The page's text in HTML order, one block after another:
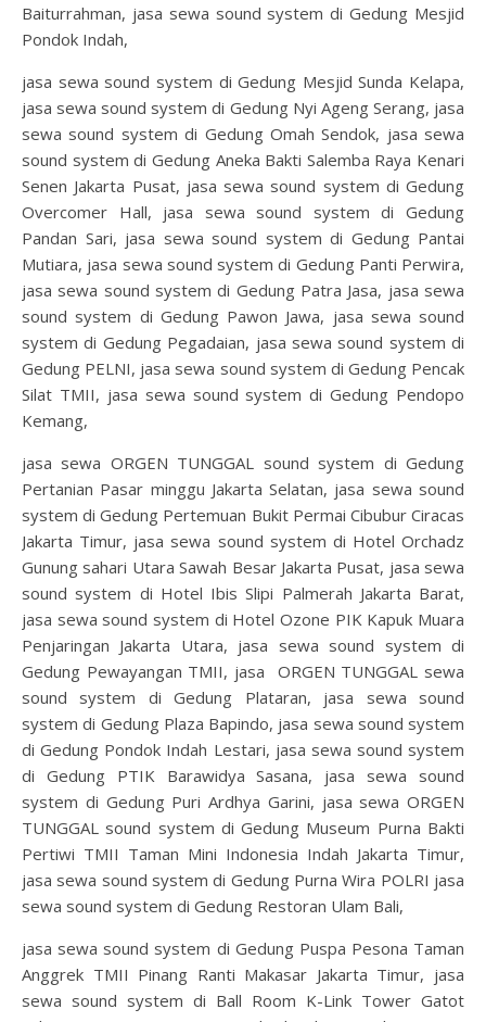
Baiturrahman, jasa sewa sound system di Gedung Mesjid
Pondok Indah,
jasa sewa sound system di Gedung Mesjid Sunda Kelapa,
jasa sewa sound system di Gedung Nyi Ageng Serang, jasa
sewa sound system di Gedung Omah Sendok, jasa sewa
sound system di Gedung Aneka Bakti Salemba Raya Kenari
Senen Jakarta Pusat, jasa sewa sound system di Gedung
Overcomer Hall, jasa sewa sound system di Gedung
Pandan Sari, jasa sewa sound system di Gedung Pantai
Mutiara, jasa sewa sound system di Gedung Panti Perwira,
jasa sewa sound system di Gedung Patra Jasa, jasa sewa
sound system di Gedung Pawon Jawa, jasa sewa sound
system di Gedung Pegadaian, jasa sewa sound system di
Gedung PELNI, jasa sewa sound system di Gedung Pencak
Silat TMII, jasa sewa sound system di Gedung Pendopo
Kemang,
jasa sewa ORGEN TUNGGAL sound system di Gedung
Pertanian Pasar minggu Jakarta Selatan, jasa sewa sound
system di Gedung Pertemuan Bukit Permai Cibubur Ciracas
Jakarta Timur, jasa sewa sound system di Hotel Orchadz
Gunung sahari Utara Sawah Besar Jakarta Pusat, jasa sewa
sound system di Hotel Ibis Slipi Palmerah Jakarta Barat,
jasa sewa sound system di Hotel Ozone PIK Kapuk Muara
Penjaringan Jakarta Utara, jasa sewa sound system di
Gedung Pewayangan TMII, jasa ORGEN TUNGGAL sewa
sound system di Gedung Plataran, jasa sewa sound
system di Gedung Plaza Bapindo, jasa sewa sound system
di Gedung Pondok Indah Lestari, jasa sewa sound system
di Gedung PTIK Barawidya Sasana, jasa sewa sound
system di Gedung Puri Ardhya Garini, jasa sewa ORGEN
TUNGGAL sound system di Gedung Museum Purna Bakti
Pertiwi TMII Taman Mini Indonesia Indah Jakarta Timur,
jasa sewa sound system di Gedung Purna Wira POLRI jasa
sewa sound system di Gedung Restoran Ulam Bali,
jasa sewa sound system di Gedung Puspa Pesona Taman
Anggrek TMII Pinang Ranti Makasar Jakarta Timur, jasa
sewa sound system di Ball Room K-Link Tower Gatot